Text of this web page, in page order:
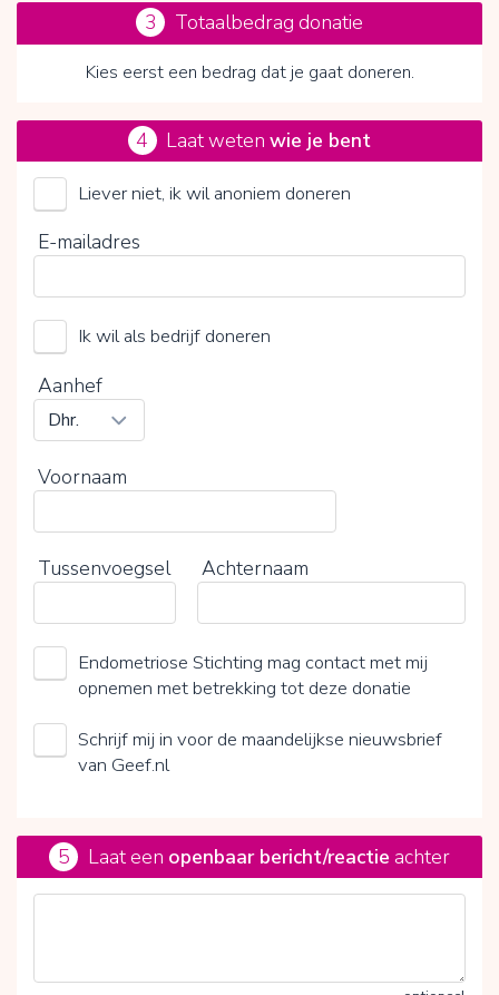
3 Totaalbedrag donatie
Kies eerst een bedrag dat je gaat doneren.
Endometriose Stichting
Kies je vrijwillige bijdrage
0%
4 Laat wetenwie je bent
Liever niet, ik wil anoniem doneren
E-mailadres
Ik wil als bedrijf doneren
Aanhef
Voornaam
Tussenvoegsel Achternaam
Endometriose Stichting mag contact met mij
opnemen met betrekking tot deze donatie
Schrijf mij in voor de maandelijkse nieuwsbrief
van Geef.nl
5 Laat een openbaar bericht/reactie achter